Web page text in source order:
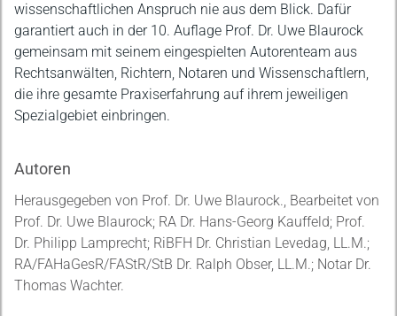
wissenschaftlichen Anspruch nie aus dem Blick. Dafür
garantiert auch in der 10. Auflage Prof. Dr. Uwe Blaurock
gemeinsam mit seinem eingespielten Autorenteam aus
Rechtsanwälten, Richtern, Notaren und Wissenschaftlern,
die ihre gesamte Praxiserfahrung auf ihrem jeweiligen
Spezialgebiet einbringen.
Autoren
Herausgegeben von Prof. Dr. Uwe Blaurock., Bearbeitet von
Prof. Dr. Uwe Blaurock; RA Dr. Hans-Georg Kauffeld; Prof.
Dr. Philipp Lamprecht; RiBFH Dr. Christian Levedag, LL.M.;
RA/FAHaGesR/FAStR/StB Dr. Ralph Obser, LL.M.; Notar Dr.
Thomas Wachter.